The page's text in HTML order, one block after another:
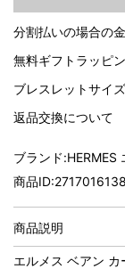
分割払いの場合の
無料ギフトラッピ
ブレスレットサイ
返品交換について
ブランド:HERMES
商品ID:
商品説明
エルメス ベアン